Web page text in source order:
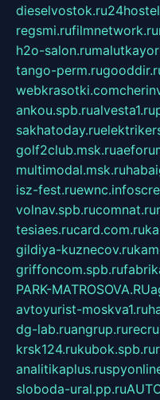
dieselvostok.ru
regsmi.rufilmnetwork.ru
h2o-salon.ru
tango-perm.ru
webkrasotki.com
ankou.spb.rualvesta1.ru
sakhatoday.ru
golf2club.msk.ru
multimodal.msk.ru
isz-fest.ruewnc.info
volnav.spb.rucomnat.ru
tesiaes.rucard.com.ru
gildiya-kuznecov.ru
griffoncom.spb.ru
PARK-MATROSOVA.RU
avtoyurist-moskva1.ru
dg-lab.ruangrup.ru
krsk124.rukubok.spb.ru
analitikaplus.ru
sloboda-ural.pp.ru